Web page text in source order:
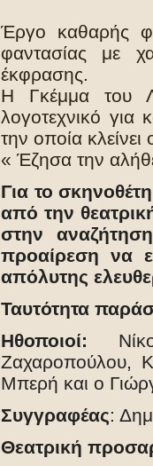
Έργο καθαρής
φαντασίας με
έκφρασης.
Η Γκέμμα του
λογοτεχνικό για
την οποία
« Έζησα την
Για το
από την
στην
προαίρεση να
απόλυτης
Ταυτότητα
Ηθοποιοί: Ν
Ζαχαροπούλου,
Μπερή και ο
Συγγραφέας:
Θεατρική